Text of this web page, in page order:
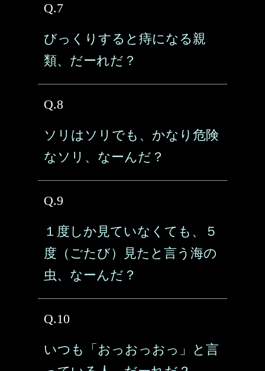
Q.7
びっくりすると痔になる親
類、だーれだ？
Q.8
ソリはソリでも、かなり危険
なソリ、なーんだ？
Q.9
１度しか見ていなくても、５
度（ごたび）見たと言う海の
虫、なーんだ？
Q.10
いつも「おっおっおっ」と言